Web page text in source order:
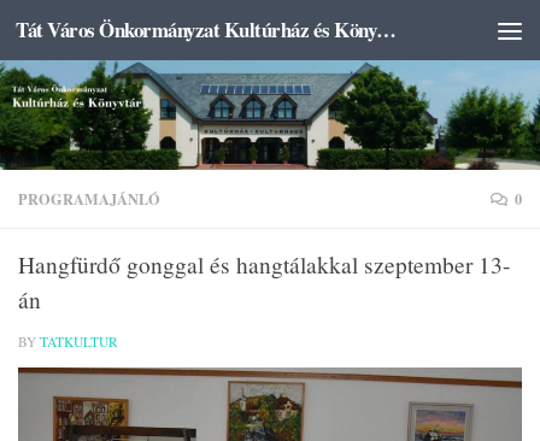
Skip to content Tát Város Önkormányzat Kultúrház és Könyvtár
PROGRAMAJÁNLÓ 0
Hangfürdő gonggal és hangtálakkal szeptember 13-
án
BY TATKULTUR